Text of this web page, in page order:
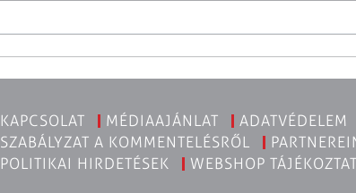
KAPCSOLAT MÉDIAAJÁNLAT
ADATVÉDELEM
SZABÁLYZAT A KOMMENTELÉSRŐL
POLITIKAI HIRDETÉSEK
WEBSHOP